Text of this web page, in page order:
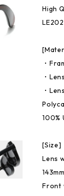
High
・
・
・
100%
[Size]
Lens
143mm
Front